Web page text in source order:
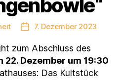
Veröffentlichungsdatum
7. Dezember 2023
zum Abschluss des
22. Dezember um 19:30
Das Kultstück